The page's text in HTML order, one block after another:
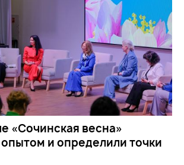
«Сочинская весна»
и определили точки